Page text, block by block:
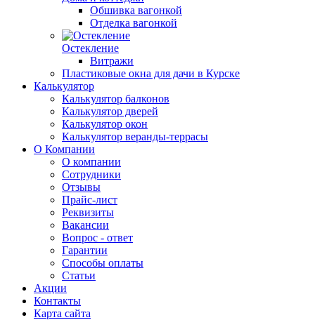
Обшивка вагонкой
Отделка вагонкой
Остекление
Витражи
Пластиковые окна для дачи в Курске
Калькулятор
Калькулятор балконов
Калькулятор дверей
Калькулятор окон
Калькулятор веранды-террасы
О Компании
О компании
Сотрудники
Отзывы
Прайс-лист
Реквизиты
Вакансии
Вопрос - ответ
Гарантии
Способы оплаты
Статьи
Акции
Контакты
Карта сайта